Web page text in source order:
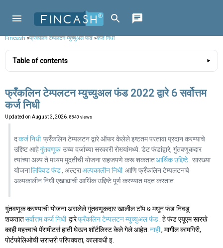
Fincash»फ्रँकलिन टेम्पलटन म्युच्युअल फंड»कर्ज निधी
Table of contents
फ्रँकलिन टेम्पलटन म्युच्युअल फंड 2022 द्वारे 6 सर्वोत्तम
कर्ज निधी
Updated on August 3, 2026 , 8840 views
दकर्ज निधी फ्रँकलिन टेम्पलटन द्वारे ऑफर केलेले इष्टतम परतावा प्रदान करण्याचे
उद्दिष्ट आहेगुंतवणूक उच्च दर्जाच्या सरकारी रोख्यांमध्ये. डेट फंडांद्वारे, गुंतवणूकदार
त्यांच्या अल्प ते मध्यम मुदतीची योजना सहजपणे करू शकतातआर्थिक उद्दिष्टे . सारख्या
योजनालिक्विड फंड, अल्ट्राअल्पकालीन निधी आणि फ्रँकलिन टेम्पलटनचे
अल्पकालीन निधी एखाद्याची आर्थिक उद्दिष्टे पूर्ण करण्यात मदत करतात.
गुंतवणूक करण्याची योजना असलेले गुंतवणूकदार खालील टॉप ७ मधून फंड निवडू
शकतातसर्वोत्तम कर्ज निधी द्वारेफ्रँकलिन टेम्पलटन म्युच्युअल फंड. हे फंड एयूएम सारखे
काही महत्त्वाचे पॅरामीटर्स हाती घेऊन शॉर्टलिस्ट केले गेले आहेत.नाही, मागील कामगिरी,
पोर्टफोलिओची सरासरी परिपक्वता, कालावधी इ.